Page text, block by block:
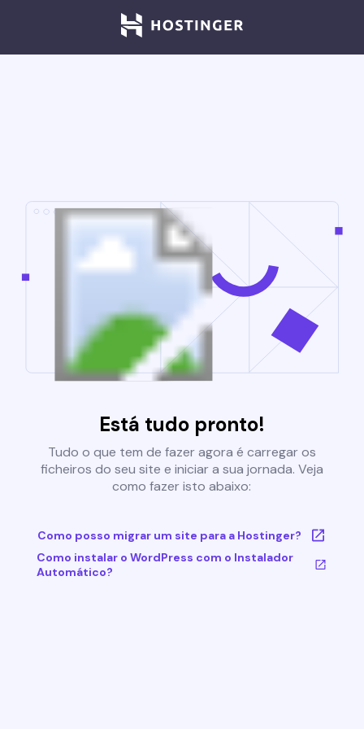
Está tudo pronto!
Tudo o que tem de fazer agora é carregar os
ficheiros do seu site e iniciar a sua jornada. Veja
como fazer isto abaixo:
Como posso migrar um site para a Hostinger?
Como instalar o WordPress com o Instalador
Automático?